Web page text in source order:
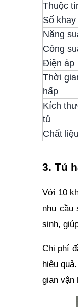
Thuộc
Số khay
Năng
Công
Điện áp
Thời
hấp
Kích
tủ
Chất liệu
3. Tủ
Với 10
nhu cầu
sinh,
Chi phí
hiệu
gian vận